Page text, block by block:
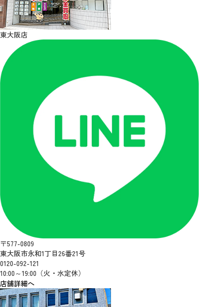
東大阪店
〒577-0809
東大阪市永和1丁目26番21号
0120-092-121
10:00～19:00（火・水定休）
店舗詳細へ